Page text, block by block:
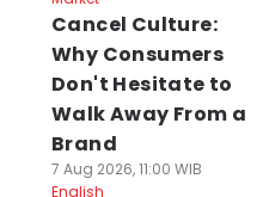
Cancel Culture:
Why Consumers
Don't Hesitate to
Walk Away From a
Brand
7 Aug 2026, 11:00 WIB
English